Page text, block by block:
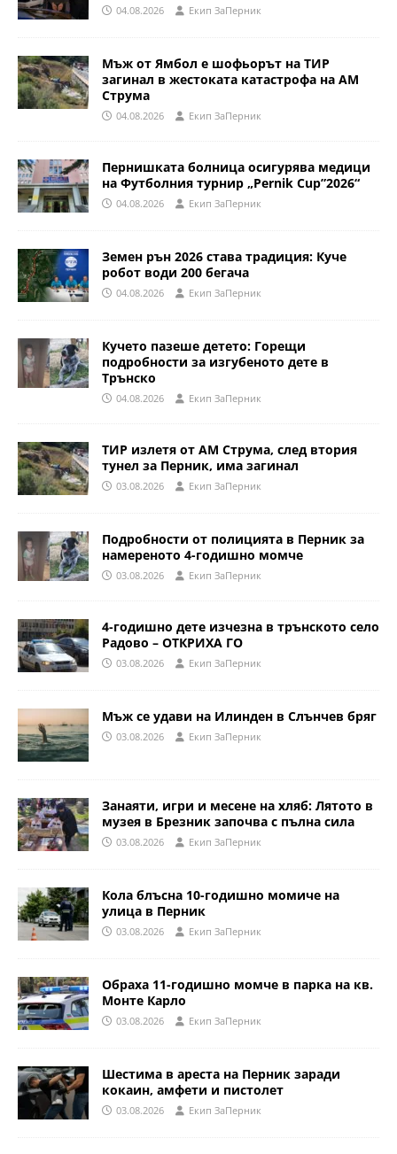
04.08.2026 Eкип ЗаПерник
Мъж от Ямбол е шофьорът на ТИР
загинал в жестоката катастрофа на АМ
Струма
04.08.2026 Eкип ЗаПерник
Пернишката болница осигурява медици
на Футболния турнир „Pernik Cup”2026“
04.08.2026 Eкип ЗаПерник
Земен рън 2026 става традиция: Куче
робот води 200 бегача
04.08.2026 Eкип ЗаПерник
Кучето пазеше детето: Горещи
подробности за изгубеното дете в
Трънско
04.08.2026 Eкип ЗаПерник
ТИР излетя от АМ Струма, след втория
тунел за Перник, има загинал
03.08.2026 Eкип ЗаПерник
Подробности от полицията в Перник за
намереното 4-годишно момче
03.08.2026 Eкип ЗаПерник
4-годишно дете изчезна в трънското село
Радово – ОТКРИХА ГО
03.08.2026 Eкип ЗаПерник
Мъж се удави на Илинден в Слънчев бряг
03.08.2026 Eкип ЗаПерник
Занаяти, игри и месене на хляб: Лятото в
музея в Брезник започва с пълна сила
03.08.2026 Eкип ЗаПерник
Кола блъсна 10-годишно момиче на
улица в Перник
03.08.2026 Eкип ЗаПерник
Обраха 11-годишно момче в парка на кв.
Монте Карло
03.08.2026 Eкип ЗаПерник
Шестима в ареста на Перник заради
кокаин, амфети и пистолет
03.08.2026 Eкип ЗаПерник